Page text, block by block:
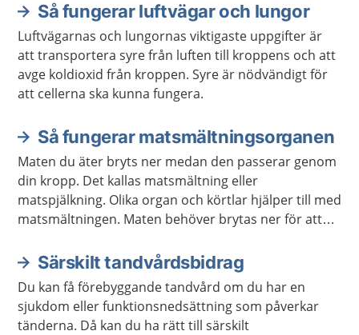
Så fungerar luftvägar och lungor
Luftvägarnas och lungornas viktigaste uppgifter är
att transportera syre från luften till kroppens och att
avge koldioxid från kroppen. Syre är nödvändigt för
att cellerna ska kunna fungera.
Så fungerar matsmältningsorganen
Maten du äter bryts ner medan den passerar genom
din kropp. Det kallas matsmältning eller
matspjälkning. Olika organ och körtlar hjälper till med
matsmältningen. Maten behöver brytas ner för att
innehåller.
Särskilt tandvårdsbidrag
Du kan få förebyggande tandvård om du har en
sjukdom eller funktionsnedsättning som påverkar
tänderna. Då kan du ha rätt till särskilt